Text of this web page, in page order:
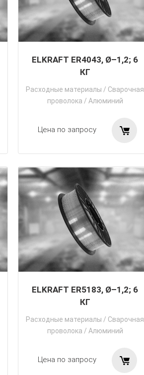
ELKRAFT ER4043, Ø–1,2; 6
КГ
Расходные материалы / Сварочная
проволока / Алюминий
Цена по запросу
ELKRAFT ER5183, Ø–1,2; 6
КГ
Расходные материалы / Сварочная
проволока / Алюминий
Цена по запросу